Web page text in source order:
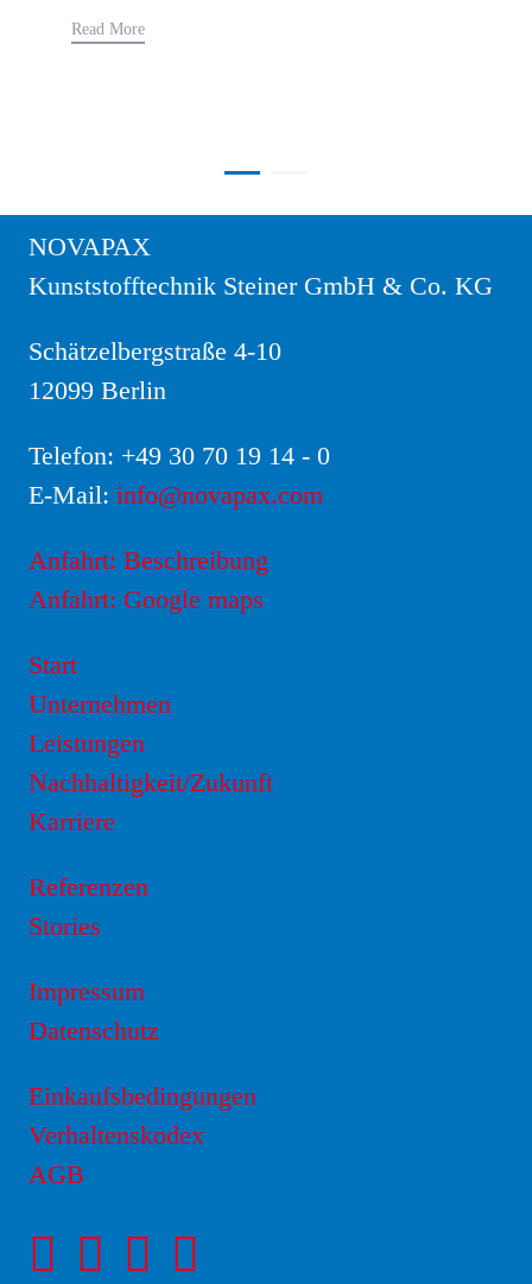
Read More
NOVAPAX
Kunststofftechnik Steiner GmbH & Co. KG
Schätzelbergstraße 4-10
12099 Berlin
Telefon: +49 30 70 19 14 - 0
E-Mail: info@novapax.com
Anfahrt: Beschreibung
Anfahrt: Google maps
Start
Unternehmen
Leistungen
Nachhaltigkeit/Zukunft
Karriere
Referenzen
Stories
Impressum
Datenschutz
Einkaufsbedingungen
Verhaltenskodex
AGB